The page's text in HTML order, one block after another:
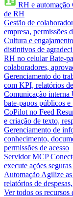
RH e automação
de RH
Gestão de
empresa, permissões
Cultura e engajamento
distintivos de
RH no celular Bate-
colaboradores,
Gerenciamento do
com KPI, relatórios
Comunicação interna
bate-papos públicos e
CoPilot no Feed
e criação de texto,
Gerenciamento de
conhecimento,
permissões de acesso
Servidor MCP
execute ações
Automação Agilize as
relatórios de
Ver todos os recursos